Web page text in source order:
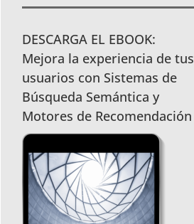
DESCARGA EL EBOOK:
Mejora la experiencia de tus
usuarios con Sistemas de
Búsqueda Semántica y
Motores de Recomendación